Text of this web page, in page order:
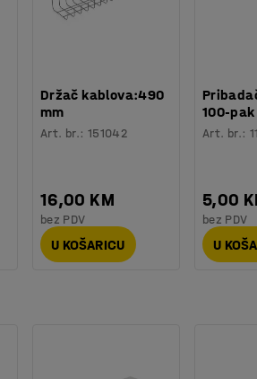
- mali kućni ured, ured
dodavanje više prostora za
vam da budete
dana!
Držač kablova:490
mm
Art. br.: 151042
16,00 KM
bez PDV
U KOŠARICU
100-pak
Art. br.:
5,00
bez PDV
U